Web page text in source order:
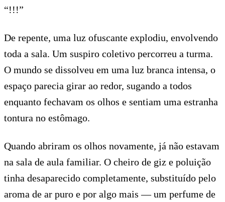
“!!!”
De repente, uma luz ofuscante explodiu, envolvendo
toda a sala. Um suspiro coletivo percorreu a turma.
O mundo se dissolveu em uma luz branca intensa, o
espaço parecia girar ao redor, sugando a todos
enquanto fechavam os olhos e sentiam uma estranha
tontura no estômago.
Quando abriram os olhos novamente, já não estavam
na sala de aula familiar. O cheiro de giz e poluição
tinha desaparecido completamente, substituído pelo
aroma de ar puro e por algo mais — um perfume de